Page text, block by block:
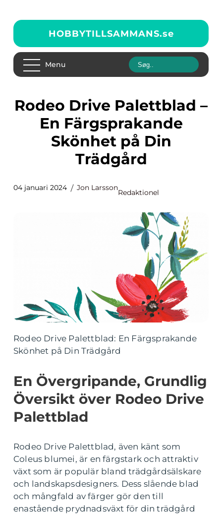
HOBBYTILLSAMMANS.se
Menu
Rodeo Drive Palettblad –
En Färgsprakande
Skönhet på Din
Trädgård
04 januari 2024 Jon Larsson
Redaktionel
Rodeo Drive Palettblad: En Färgsprakande
Skönhet på Din Trädgård
En Övergripande, Grundlig
Översikt över Rodeo Drive
Palettblad
Rodeo Drive Palettblad, även känt som
Coleus blumei, är en färgstark och attraktiv
växt som är populär bland trädgårdsälskare
och landskapsdesigners. Dess slående blad
och mångfald av färger gör den till
enastående prydnadsväxt för din trädgård